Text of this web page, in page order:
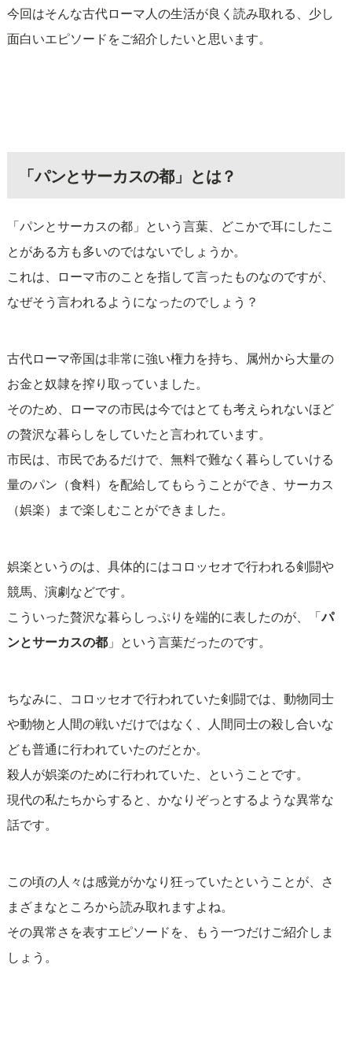
今回はそんな古代ローマ人の生活が良く読み取れる、少し
面白いエピソードをご紹介したいと思います。
「パンとサーカスの都」とは？
「パンとサーカスの都」という言葉、どこかで耳にしたこ
とがある方も多いのではないでしょうか。
これは、ローマ市のことを指して言ったものなのですが、
なぜそう言われるようになったのでしょう？
古代ローマ帝国は非常に強い権力を持ち、属州から大量の
お金と奴隷を搾り取っていました。
そのため、ローマの市民は今ではとても考えられないほど
の贅沢な暮らしをしていたと言われています。
市民は、市民であるだけで、無料で難なく暮らしていける
量のパン（食料）を配給してもらうことができ、サーカス
（娯楽）まで楽しむことができました。
娯楽というのは、具体的にはコロッセオで行われる剣闘や
競馬、演劇などです。
こういった贅沢な暮らしっぷりを端的に表したのが、「パ
ンとサーカスの都」という言葉だったのです。
ちなみに、コロッセオで行われていた剣闘では、動物同士
や動物と人間の戦いだけではなく、人間同士の殺し合いな
ども普通に行われていたのだとか。
殺人が娯楽のために行われていた、ということです。
現代の私たちからすると、かなりぞっとするような異常な
話です。
この頃の人々は感覚がかなり狂っていたということが、さ
まざまなところから読み取れますよね。
その異常さを表すエピソードを、もう一つだけご紹介しま
しょう。